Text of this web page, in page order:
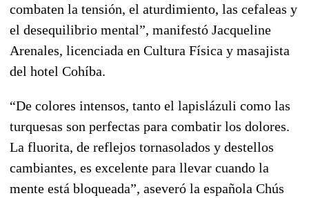
combaten la tensión, el aturdimiento, las cefaleas y
el desequilibrio mental”, manifestó Jacqueline
Arenales, licenciada en Cultura Física y masajista
del hotel Cohíba.
“De colores intensos, tanto el lapislázuli como las
turquesas son perfectas para combatir los dolores.
La fluorita, de reflejos tornasolados y destellos
cambiantes, es excelente para llevar cuando la
mente está bloqueada”, aseveró la española Chús